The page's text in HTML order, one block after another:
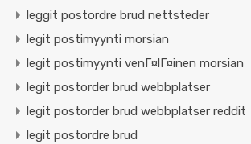
leggit postordre brud nettsteder
legit postimyynti morsian
legit postimyynti venГ¤lГ¤inen morsian
legit postorder brud webbplatser
legit postorder brud webbplatser reddit
legit postordre brud